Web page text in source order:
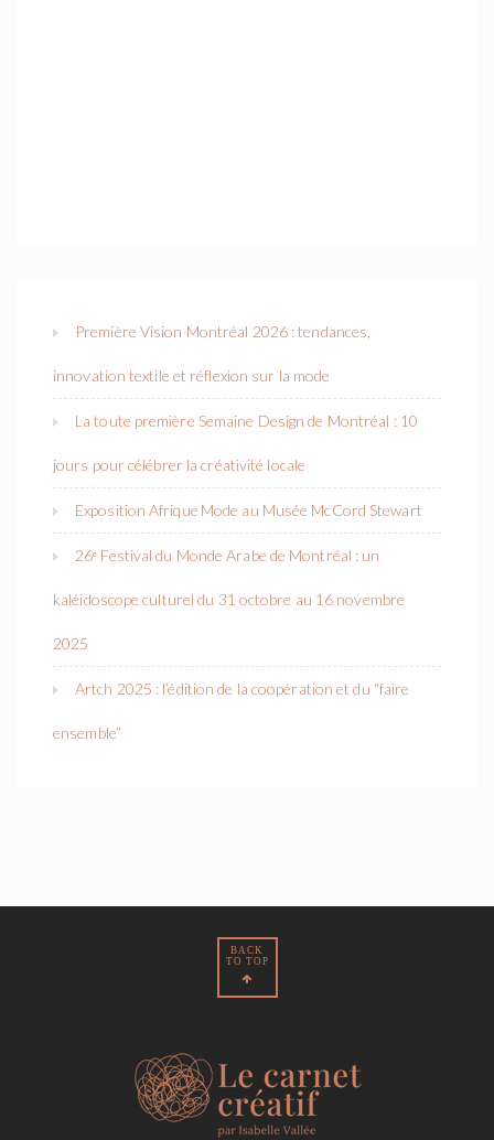
Première Vision Montréal 2026 : tendances,
innovation textile et réflexion sur la mode
La toute première Semaine Design de Montréal : 10
jours pour célébrer la créativité locale
Exposition Afrique Mode au Musée McCord Stewart
26ᵉ Festival du Monde Arabe de Montréal : un
kaléidoscope culturel du 31 octobre au 16 novembre
2025
Artch 2025 : l’édition de la coopération et du “faire
ensemble”
BACK
TO TOP